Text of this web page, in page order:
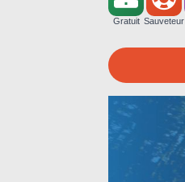
Gratuit Sauveteur